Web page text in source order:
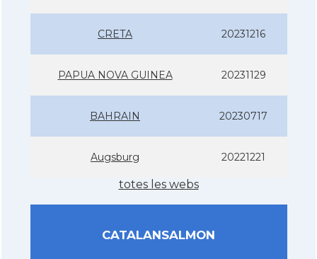
CRETA 20231216
PAPUA NOVA GUINEA 20231129
BAHRAIN 20230717
Augsburg 20221221
totes les webs
CATALANSALMON